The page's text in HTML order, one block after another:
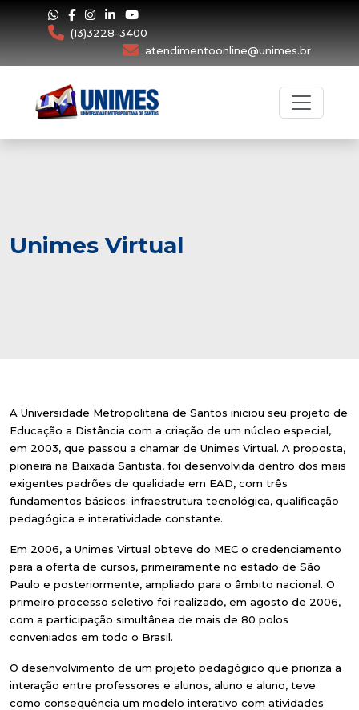
(13)3228-3400
atendimentoonline@unimes.br
Unimes Virtual
A Universidade Metropolitana de Santos iniciou seu projeto de
Educação a Distância com a criação de um núcleo especial,
em 2003, que passou a chamar de Unimes Virtual. A proposta,
pioneira na Baixada Santista, foi desenvolvida dentro dos mais
exigentes padrões de qualidade em EAD, com três
fundamentos básicos: infraestrutura tecnológica, qualificação
pedagógica e interatividade constante.
Em 2006, a Unimes Virtual obteve do MEC o credenciamento
para a oferta de cursos, primeiramente no estado de São
Paulo e posteriormente, ampliado para o âmbito nacional. O
primeiro processo seletivo foi realizado, em agosto de 2006,
com a participação simultânea de mais de 80 polos
conveniados em todo o Brasil.
O desenvolvimento de um projeto pedagógico que prioriza a
interação entre professores e alunos, aluno e aluno, teve
como consequência um modelo interativo com atividades